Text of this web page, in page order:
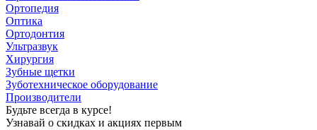
Ортопедия
Оптика
Ортодонтия
Ультразвук
Хирургия
Зубные щетки
Зуботехническое оборудование
Производители
Будьте всегда в курсе!
Узнавай о скидках и акциях первым